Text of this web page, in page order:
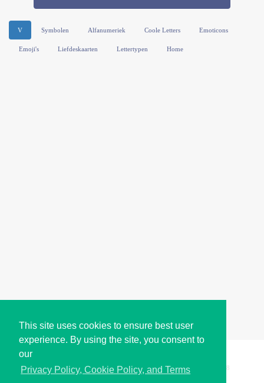
This site uses cookies to ensure best user
experience. By using the site, you consent to
our
Privacy Policy, Cookie Policy, and Terms
V Symbolen Alfanumeriek Coole Letters Emoticons
Emoji's Liefdeskaarten Lettertypen Home
Copyright © i2Symbol 2011-2026, Sciweavers LLC 198